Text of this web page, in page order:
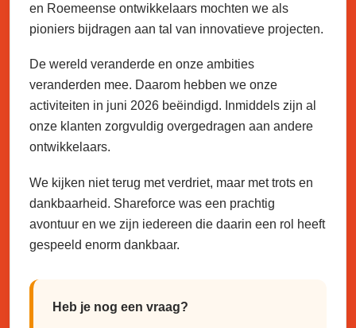
en Roemeense ontwikkelaars mochten we als
pioniers bijdragen aan tal van innovatieve projecten.
De wereld veranderde en onze ambities
veranderden mee. Daarom hebben we onze
activiteiten in juni 2026 beëindigd. Inmiddels zijn al
onze klanten zorgvuldig overgedragen aan andere
ontwikkelaars.
We kijken niet terug met verdriet, maar met trots en
dankbaarheid. Shareforce was een prachtig
avontuur en we zijn iedereen die daarin een rol heeft
gespeeld enorm dankbaar.
Heb je nog een vraag?